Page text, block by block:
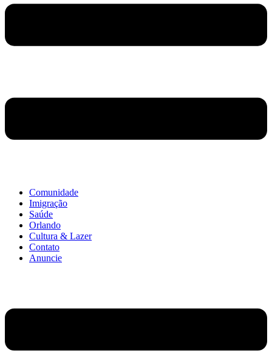
Comunidade
Imigração
Saúde
Orlando
Cultura & Lazer
Contato
Anuncie